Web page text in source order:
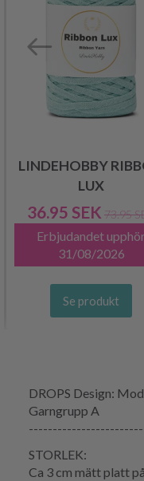
LINDEHOBBY
LUX
36.95 SEK 73.95
Erbjudandet
31/08/2026
Se produkt
DROPS Design:
Garngrupp A
STORLEK:
Ca 3 cm mätt platt